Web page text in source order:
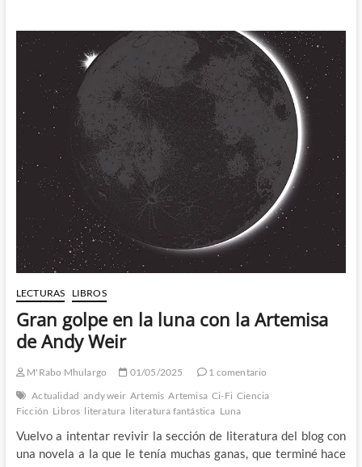
del
Men
Monsters
de
William
Tenn
LECTURAS LIBROS
Gran golpe en la luna con la Artemisa
de Andy Weir
M'Rabo Mhulargo 01/05/2025
1 comentario
Actualidad andy weir Artemis Artemisa Ci-Fi Ciencia
Ficción Libros literatura literatura fantástica Luna
Vuelvo a intentar revivir la sección de literatura del blog con
una novela a la que le tenía muchas ganas, que terminé hace